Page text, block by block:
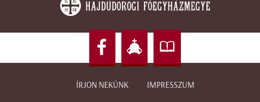
ÍRJON NEKÜNK IMPRESSZUM